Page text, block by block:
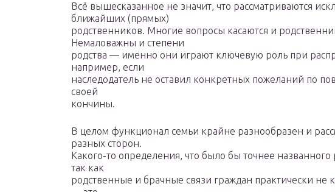
Всё вышесказанное не значит, что рассматриваются
ближайших (прямых)
родственников. Многие вопросы касаются и
Немаловажны и степени
родства — именно они играют ключевую роль при
например, если
наследодатель не оставил конкретных пожеланий по
своей
кончины.
В целом функционал семьи крайне разнообразен и
разных сторон.
Какого-то определения, что было бы точнее
так как
родственные и брачные связи граждан практически не